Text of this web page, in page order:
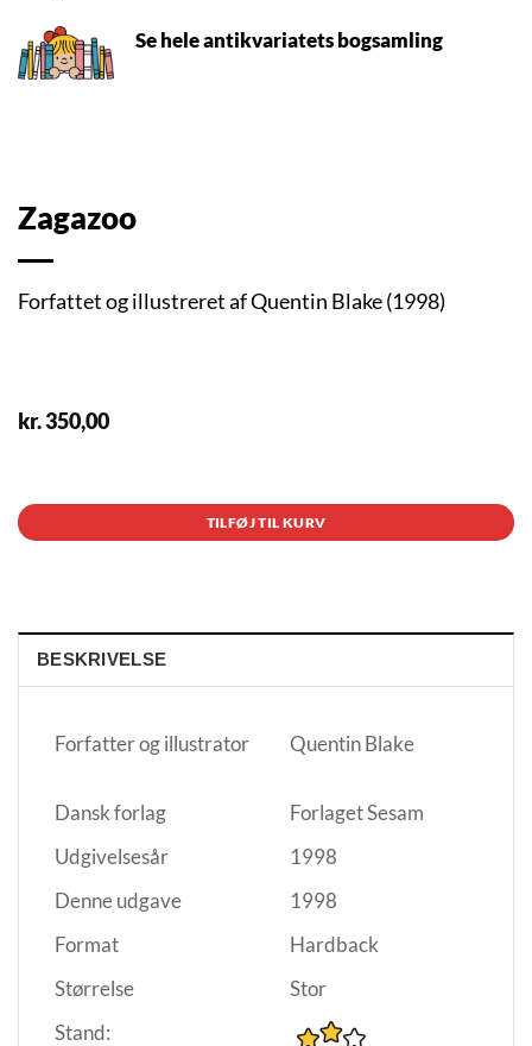
Se hele antikvariatets bogsamling
Zagazoo
Forfattet og illustreret af Quentin Blake (1998)
kr.350,00
TILFØJ TIL KURV
BESKRIVELSE
Forfatter og illustrator Quentin Blake
Dansk forlag
Forlaget Sesam
Udgivelsesår
1998
Denne udgave
1998
Format
Hardback
Størrelse
Stor
Stand: